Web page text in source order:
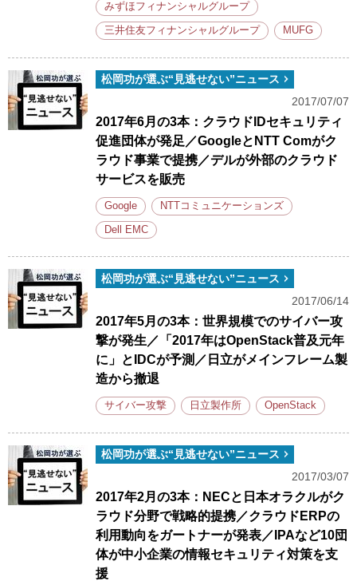
みずほフィナンシャルグループ
三井住友フィナンシャルグループ MUFG
松岡功が選ぶ“見逃せない”ニュース
2017/07/07
2017年6月の3本：クラウドIDセキュリティ
促進団体が発足／GoogleとNTT Comがク
ラウド事業で提携／デルが外部のクラウド
サービスを販売
Google NTTコミュニケーションズ
Dell EMC
松岡功が選ぶ“見逃せない”ニュース
2017/06/14
2017年5月の3本：世界規模でのサイバー攻
撃が発生／「2017年はOpenStack普及元年
に」とIDCが予測／日立がメインフレーム製
造から撤退
サイバー攻撃 日立製作所 OpenStack
松岡功が選ぶ“見逃せない”ニュース
2017/03/07
2017年2月の3本：NECと日本オラクルがク
ラウド分野で戦略的提携／クラウドERPの
利用動向をガートナーが発表／IPAなど10団
体が中小企業の情報セキュリティ対策を支
援